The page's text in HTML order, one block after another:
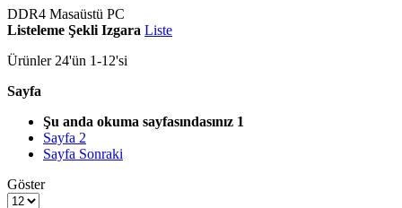
DDR4 Masaüstü PC
Listeleme Şekli Izgara Liste
Ürünler 24'ün 1-12'si
Sayfa
Şu anda okuma sayfasındasınız 1
Sayfa 2
Sayfa Sonraki
Göster